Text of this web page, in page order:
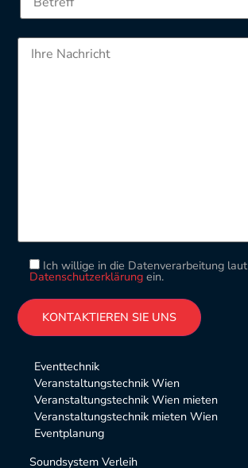
Ich willige in die Datenverarbeitung laut
Datenschutzerklärungein.
Please leave this field empty.
Eventtechnik
Veranstaltungstechnik Wien
Veranstaltungstechnik Wien mieten
Veranstaltungstechnik mieten Wien
Eventplanung
Soundsystem Verleih